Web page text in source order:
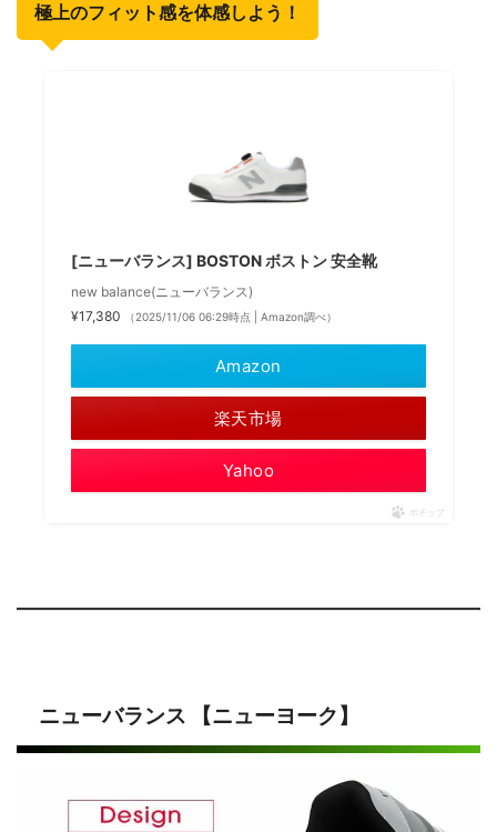
極上のフィット感を体感しよう！
[ニューバランス] BOSTON ボストン 安全靴
new balance(ニューバランス)
¥17,380
（2025/11/06 06:29時点 | Amazon調べ）
Amazon
楽天市場
Yahoo
ポチップ
ニューバランス 【ニューヨーク】